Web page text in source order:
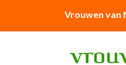
Vrouwen van